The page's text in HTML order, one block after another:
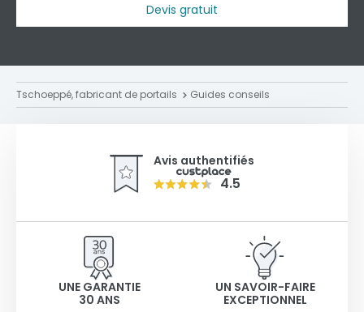
Devis gratuit
Tschoeppé, fabricant de portails Guides conseils
Avis authentifiés
4.5
UNE GARANTIE
30 ANS
UN SAVOIR-FAIRE
EXCEPTIONNEL